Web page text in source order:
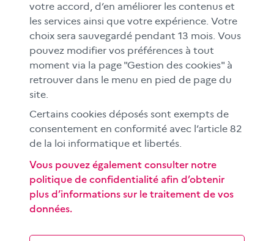
FAMILLES
Le CLEMI
En académies
À l'international
CLEMI sup
Espace presse
Si vous souhaitez vous abonner gratuitement à la lettre
d'information mensuelle du CLEMI, cliquezici →
votre accord, d’en améliorer les contenus et
les services ainsi que votre expérience. Votre
choix sera sauvegardé pendant 13 mois. Vous
pouvez modifier vos préférences à tout
moment via la page "Gestion des cookies" à
retrouver dans le menu en pied de page du
site.
Certains cookies déposés sont exempts de
consentement en conformité avec l’article 82
de la loi informatique et libertés.
Vous pouvez également consulter notre
politique de confidentialité afin d’obtenir
plus d’informations sur le traitement de vos
données.